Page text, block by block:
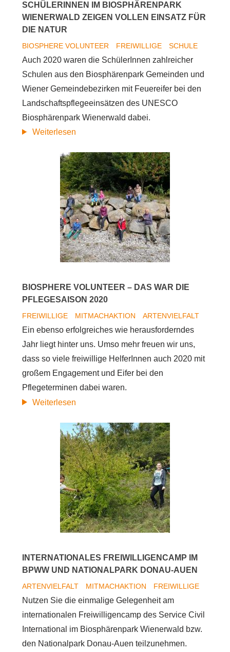
Wienerwald
SCHÜLERINNEN IM BIOSPHÄRENPARK
WIENERWALD ZEIGEN VOLLEN EINSATZ FÜR
DIE NATUR
BIOSPHERE VOLUNTEER FREIWILLIGE SCHULE
Auch 2020 waren die SchülerInnen zahlreicher
Schulen aus den Biosphärenpark Gemeinden und
Wiener Gemeindebezirken mit Feuereifer bei den
Landschaftspflegeeinsätzen des UNESCO
Biosphärenpark Wienerwald dabei.
Weiterlesen
Biosphärenpark
Wienerwald
zeigen
vollen
Einsatz
für
die
Natur
BIOSPHERE VOLUNTEER – DAS WAR DIE
PFLEGESAISON 2020
FREIWILLIGE MITMACHAKTION ARTENVIELFALT
Ein ebenso erfolgreiches wie herausforderndes
Jahr liegt hinter uns. Umso mehr freuen wir uns,
dass so viele freiwillige HelferInnen auch 2020 mit
großem Engagement und Eifer bei den
Pflegeterminen dabei waren.
Weiterlesen
–
Das
war
die
Pflegesaison
2020
INTERNATIONALES FREIWILLIGENCAMP IM
BPWW UND NATIONALPARK DONAU-AUEN
ARTENVIELFALT MITMACHAKTION FREIWILLIGE
Nutzen Sie die einmalige Gelegenheit am
internationalen Freiwilligencamp des Service Civil
International im Biosphärenpark Wienerwald bzw.
den Nationalpark Donau-Auen teilzunehmen.